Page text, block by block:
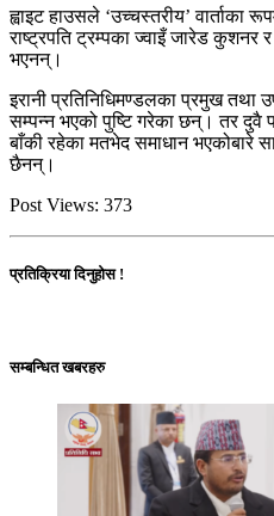
ह्वाइट हाउसले ‘उच्चस्तरीय’ वार्ताका
राष्ट्रपति ट्रम्पका ज्वाइँ जारेड कुशनर
भएनन्।
इरानी प्रतिनिधिमण्डलका प्रमुख तथा
सम्पन्न भएको पुष्टि गरेका छन्। तर दुवै
बाँकी रहेका मतभेद समाधान भएकोबारे
छैनन्।
Post Views: 373
प्रतिक्रिया दिनुहोस !
सम्बन्धित खबरहरु